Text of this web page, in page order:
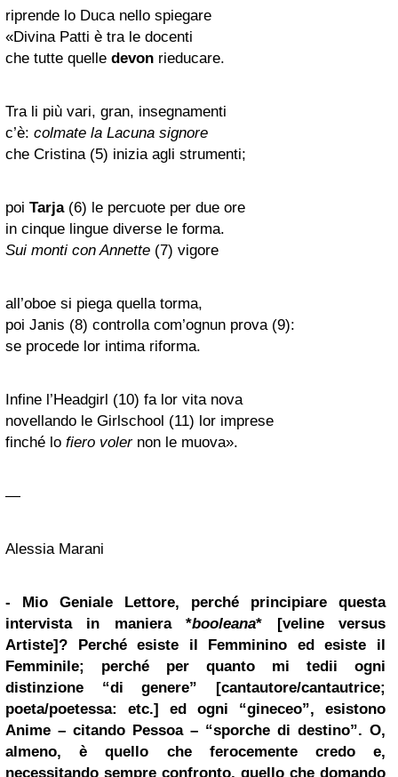
riprende lo Duca nello spiegare
«Divina Patti è tra le docenti
che tutte quelle devon rieducare.
Tra li più vari, gran, insegnamenti
c’è: colmate la Lacuna signore
che Cristina (5) inizia agli strumenti;
poi Tarja(6) le percuote per due ore
in cinque lingue diverse le forma.
Sui monti con Annette (7) vigore
all’oboe si piega quella torma,
poi Janis (8) controlla com’ognun prova (9):
se procede lor intima riforma.
Infine l’Headgirl (10) fa lor vita nova
novellando le Girlschool (11) lor imprese
finché lo fiero volernon le muova».
—
Alessia Marani
- Mio Geniale Lettore, perché principiare questa
intervista in maniera *booleana* [veline versus
Artiste]? Perché esiste il Femminino ed esiste il
Femminile; perché per quanto mi tedii ogni
distinzione “di genere” [cantautore/cantautrice;
poeta/poetessa: etc.] ed ogni “gineceo”, esistono
Anime – citando Pessoa – “sporche di destino”. O,
almeno, è quello che ferocemente credo e,
necessitando sempre confronto, quello che domando